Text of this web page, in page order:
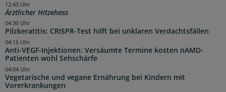
Ärztlicher Hitzehass
12:43 Uhr
Pilzkeratitis: CRISPR-Test hilft bei unklaren Verdachtsfällen
04:30 Uhr
Anti-VEGF-Injektionen: Versäumte Termine kosten nAMD-
Patienten wohl Sehschärfe
04:16 Uhr
Vegetarische und vegane Ernährung bei Kindern mit
Vorerkrankungen
04:04 Uhr